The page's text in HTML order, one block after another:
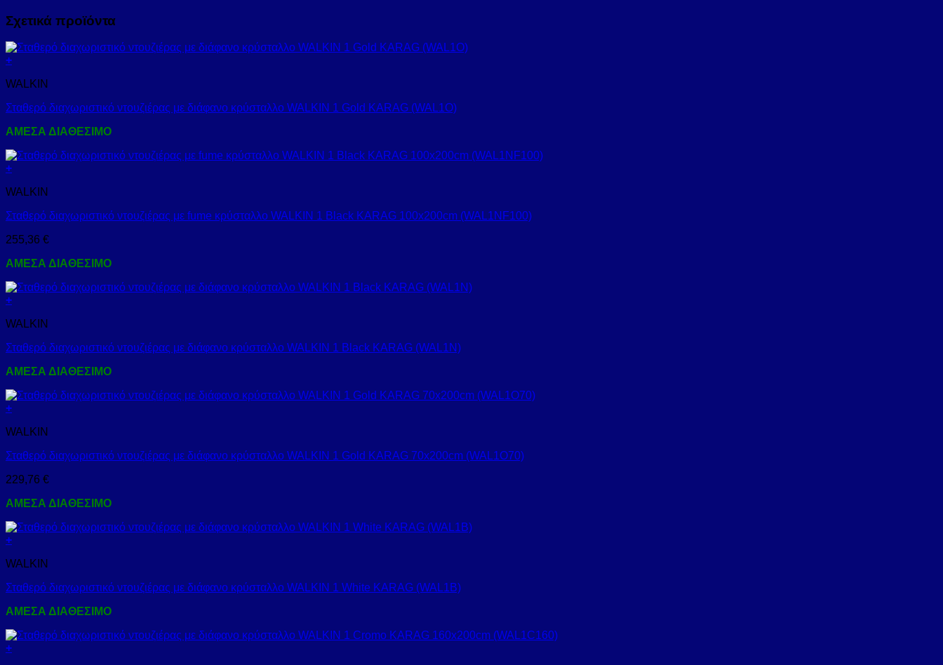
Σχετικά προϊόντα
+
WALKIN
Σταθερό διαχωριστικό ντουζιέρας με διάφανο κρύσταλλο WALKIN 1 Gold KARAG (WAL1O)
ΑΜΕΣΑ ΔΙΑΘΕΣΙΜΟ
+
WALKIN
Σταθερό διαχωριστικό ντουζιέρας με fume κρύσταλλο WALKIN 1 Black KARAG 100x200cm (WAL1NF100)
255,36 €
ΑΜΕΣΑ ΔΙΑΘΕΣΙΜΟ
+
WALKIN
Σταθερό διαχωριστικό ντουζιέρας με διάφανο κρύσταλλο WALKIN 1 Black KARAG (WAL1N)
ΑΜΕΣΑ ΔΙΑΘΕΣΙΜΟ
+
WALKIN
Σταθερό διαχωριστικό ντουζιέρας με διάφανο κρύσταλλο WALKIN 1 Gold KARAG 70x200cm (WAL1O70)
229,76 €
ΑΜΕΣΑ ΔΙΑΘΕΣΙΜΟ
+
WALKIN
Σταθερό διαχωριστικό ντουζιέρας με διάφανο κρύσταλλο WALKIN 1 White KARAG (WAL1B)
ΑΜΕΣΑ ΔΙΑΘΕΣΙΜΟ
+